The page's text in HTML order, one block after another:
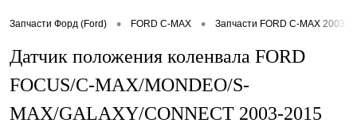
Запчасти Форд (Ford) • FORD C-MAX • Запчасти FORD C-MAX 2003-
Датчик положения коленвала FORD
FOCUS/C-MAX/MONDEO/S-
MAX/GALAXY/CONNECT 2003-2015